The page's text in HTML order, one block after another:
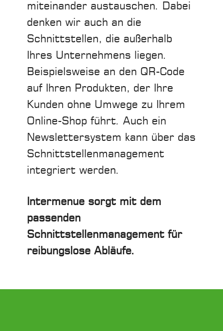
miteinander austauschen. Dabei
denken wir auch an die
Schnittstellen, die außerhalb
Ihres Unternehmens liegen.
Beispielsweise an den QR-Code
auf Ihren Produkten, der Ihre
Kunden ohne Umwege zu Ihrem
Online-Shop führt. Auch ein
Newslettersystem kann über das
Schnittstellenmanagement
integriert werden.
Intermenue sorgt mit dem
passenden
Schnittstellenmanagement für
reibungslose Abläufe.